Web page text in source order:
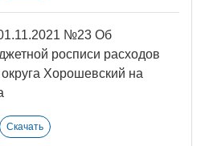
№23 Об
росписи расходов
Хорошевский на
Скачать